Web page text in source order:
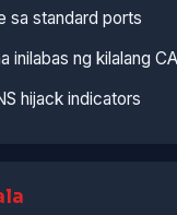
sa standard ports
inilabas ng kilalang CA
hijack indicators